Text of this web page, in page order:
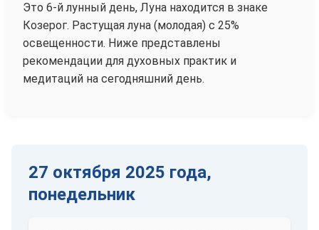
Это 6-й лунный день, Луна находится в знаке
Козерог. Растущая луна (молодая) с 25%
освещенности. Ниже представлены
рекомендации для духовных практик и
медитаций на сегодняшний день.
27 октября 2025 года,
понедельник